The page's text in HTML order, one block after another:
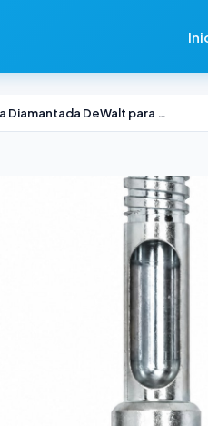
Broca Diamantada DeWalt para Cerámica 8mm